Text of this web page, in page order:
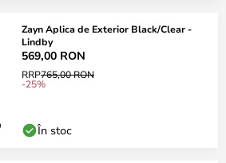
Zayn Aplica de Exterior Black/Clear -
Lindby
569,00 RON
RRP765,00 RON
-25%
În stoc